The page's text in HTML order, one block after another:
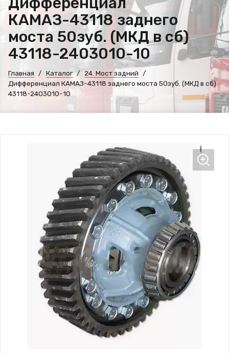
КАМАЗ-43118 заднего
моста 50зуб. (МКД в сб)
43118-2403010-10
Главная Каталог
24. Мост задний
Дифференциал КАМАЗ-43118 заднего моста 50зуб. (МКД в сб)
43118-2403010-10